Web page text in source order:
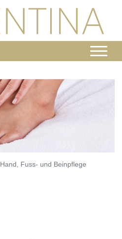
Hand, Fuss- und Beinpflege